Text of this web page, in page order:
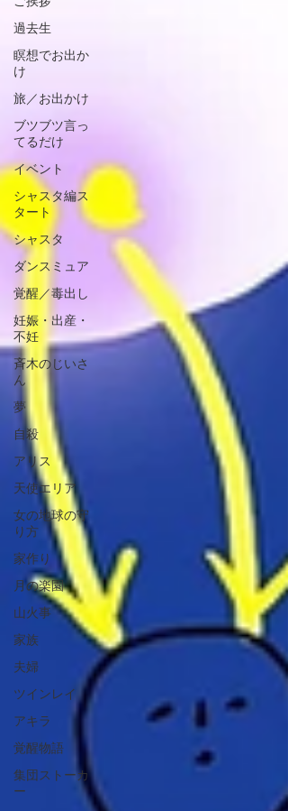
過去生
瞑想でお出か
け
旅／お出かけ
ブツブツ言っ
てるだけ
イベント
シャスタ編ス
タート
シャスタ
ダンスミュア
覚醒／毒出し
妊娠・出産・
不妊
斉木のじいさ
ん
夢
自殺
アリス
天使エリア
女の地球の守
り方
家作り
月の楽園
山火事
家族
夫婦
ツインレイ
アキラ
覚醒物語
集団ストーカ
ー